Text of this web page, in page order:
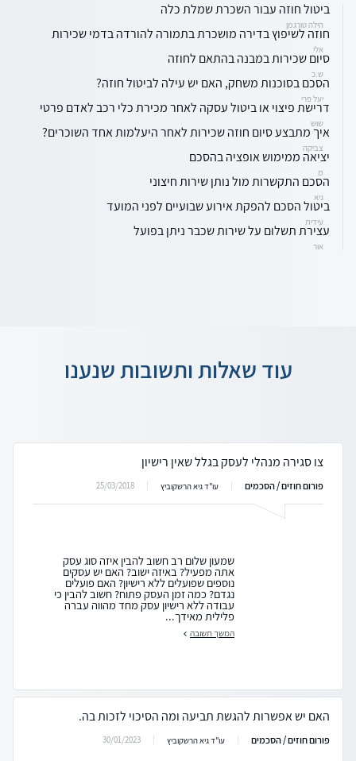
ביטול חוזה עבור השכרת שמלת כלה
הילה טורגמן
חוזה לשיפוץ בדירה מושכרת בתמורה להורדה בדמי שכירות
אלי
סיום שכירות במבנה בהתאם לחוזה
ש.כ
הסכם בסוכנות משחק, האם יש עילה לביטול חוזה?
יעל פרי
דרישת פיצוי או ביטול עסקה לאחר מכירת כלי רכב לאדם פרטי
שוש
איך מתבצע סיום חוזה שכירות לאחר היעלמות אחד השוכרים?
צביקה
יציאה ממימוש אופציה בהסכם
מ
הסכם התקשרות מול נותן שירות חיצוני
גיא
ביטול הסכם להפקת אירוע שבועיים לפני המועד
עידית
עצירת תשלום על שירות שכבר ניתן בפועל
אור
עוד שאלות ותשובות שנענו
צו סגירה מנהלי לעסק בגלל שאין רישיון
פורום חוזים / הסכמים עו"ד גיא הרשקוביץ 25/03/2018
שמעון שלום רב חשוב להבין איזה סוג עסק
אתה מפעיל? באיזה ישוב? האם יש עסקים
נוספים שפועלים ללא רישיון? האם פועלים
נגדם? כמה זמן העסק פתוח? חשוב להבין כי
עבודה ללא רישיון עסק מחד מהווה עברה
פלילית מאידך...
המשך תשובה
האם יש אפשרות להגשת תביעה ומה הסיכוי לזכות בה.
פורום חוזים / הסכמים עו"ד גיא הרשקוביץ 30/01/2023